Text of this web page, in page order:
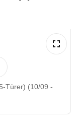
Türer) (10/09 -